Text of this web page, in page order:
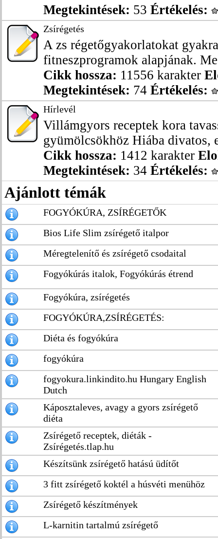
Megtekintések: 53 Értékelés:
Zsírégetés
A zs régetőgyakorlatokat
fitneszprogramok alapjának.
Cikk hossza: 11556 karakter
Megtekintések: 74 Értékelés:
Hírlevél
Villámgyors receptek kora
gyümölcsökhöz Hiába divatos,
Cikk hossza: 1412 karakter
Megtekintések: 34 Értékelés:
Ajánlott témák
FOGYÓKÚRA, ZSÍRÉGETŐK
Bios Life Slim zsírégető italpor
Méregtelenítő és zsírégető csodaital
Fogyókúrás italok, Fogyókúrás étrend
Fogyókúra, zsírégetés
FOGYÓKÚRA,ZSÍRÉGETÉS:
Diéta és fogyókúra
fogyókúra
fogyokura.linkindito.hu Hungary English
Dutch
Káposztaleves, avagy a gyors zsírégető
diéta
Zsírégető receptek, diéták -
Zsírégetés.tlap.hu
Készítsünk zsírégető hatású üdítőt
3 fitt zsírégető koktél a húsvéti menühöz
Zsírégető készítmények
L-karnitin tartalmú zsírégető